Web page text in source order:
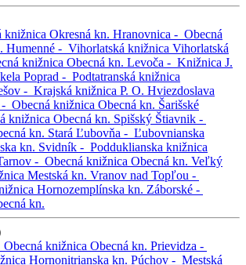
knižnica Okresná kn. Hranovnica - Obecná
Humenné - Vihorlatská knižnica Vihorlatská
knižnica Obecná kn. Levoča - Knižnica J.
Poprad - Podtatranská knižnica
- Krajská knižnica P. O. Hviezdoslava
Obecná knižnica Obecná kn. Šarišské
knižnica Obecná kn. Spišský Štiavnik -
kn. Stará Ľubovňa - Ľubovnianska
kn. Svidník - Podduklianska knižnica
- Obecná knižnica Obecná kn. Veľký
Mestská kn. Vranov nad Topľou -
Hornozemplínska kn. Záborské -
kn.
Obecná knižnica Obecná kn. Prievidza -
Hornonitrianska kn. Púchov - Mestská